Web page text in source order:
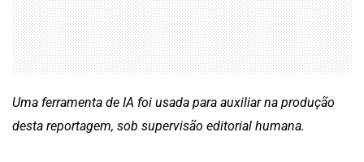
Uma ferramenta de IA foi usada para auxiliar na produção
desta reportagem, sob supervisão editorial humana.